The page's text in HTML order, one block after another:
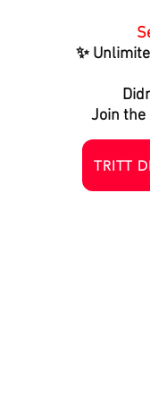
✨
Join the
TRITT